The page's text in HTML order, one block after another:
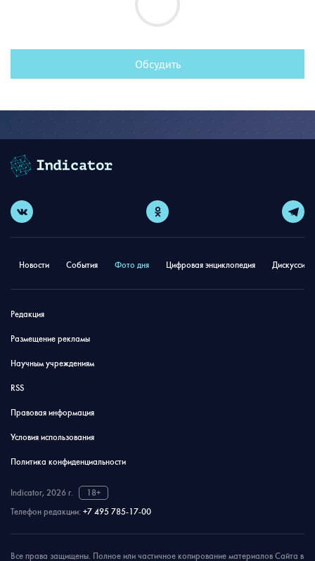
Обсудить
Новости События Фото дня Цифровая энциклопедия
Редакция
Размещение рекламы
Научным учреждениям
RSS
Правовая информация
Условия использования
Политика конфиденциальности
Indicator, 2026 г.
18+
Телефон редакции: +7 495 785-17-00
Все права защищены. Полное или частичное копирование материалов Сайта в